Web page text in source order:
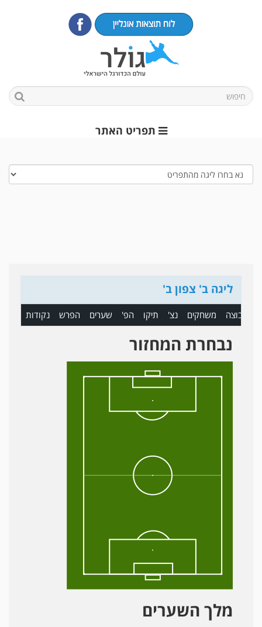
תפריט האתר
ליגה ב' צפון ב'
קבוצה משחקים נצ' תיקו הפ' שערים הפרש נקודות
נבחרת המחזור
מלך השערים